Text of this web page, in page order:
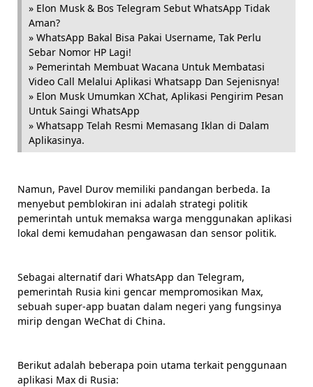
» Elon Musk & Bos Telegram Sebut WhatsApp Tidak
Aman?
» WhatsApp Bakal Bisa Pakai Username, Tak Perlu
Sebar Nomor HP Lagi!
» Pemerintah Membuat Wacana Untuk Membatasi
Video Call Melalui Aplikasi Whatsapp Dan Sejenisnya!
» Elon Musk Umumkan XChat, Aplikasi Pengirim Pesan
Untuk Saingi WhatsApp
» Whatsapp Telah Resmi Memasang Iklan di Dalam
Aplikasinya.
Namun, Pavel Durov memiliki pandangan berbeda. Ia
menyebut pemblokiran ini adalah strategi politik
pemerintah untuk memaksa warga menggunakan aplikasi
lokal demi kemudahan pengawasan dan sensor politik.
Sebagai alternatif dari WhatsApp dan Telegram,
pemerintah Rusia kini gencar mempromosikan Max,
sebuah super-app buatan dalam negeri yang fungsinya
mirip dengan WeChat di China.
Berikut adalah beberapa poin utama terkait penggunaan
aplikasi Max di Rusia: